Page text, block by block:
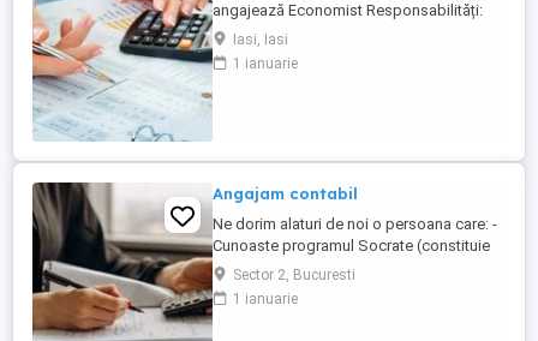
angajează Economist Responsabilități:
Înregistrarea și verificarea documentelor
contabile (facturi, bonuri, chitanțe, NIR-uri,
deconturi) Operarea și reconcilierea
Iasi, Iasi
1 ianuarie
Angajam contabil
Ne dorim alaturi de noi o persoana care: -
Cunoaste programul Socrate (constituie
avantaj); - Cunoaste Microsoft Office; - Are
cunostinte de contabilitate financiara; -
Are experienta pe o pozitie similara, de
Sector 2, Bucuresti
1 ianuarie